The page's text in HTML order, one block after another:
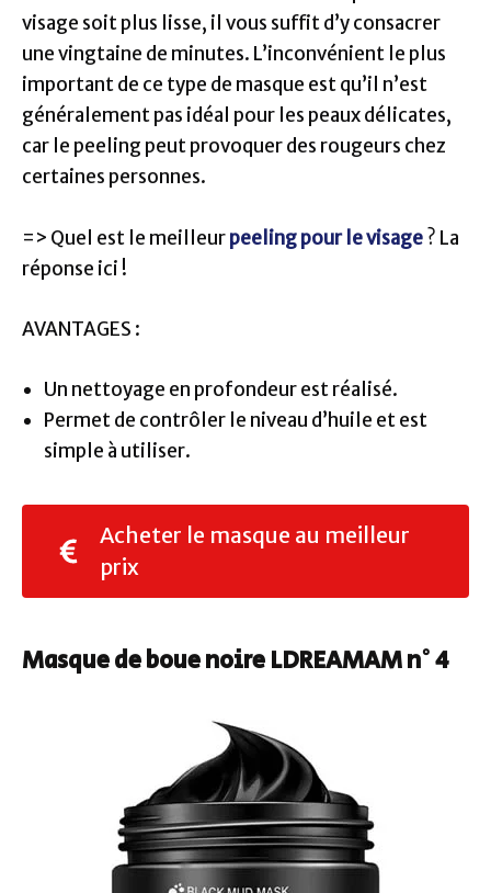
visage soit plus lisse, il vous suffit d’y consacrer
une vingtaine de minutes. L’inconvénient le plus
important de ce type de masque est qu’il n’est
généralement pas idéal pour les peaux délicates,
car le peeling peut provoquer des rougeurs chez
certaines personnes.
=> Quel est le meilleurpeeling pour le visage? La
réponse ici !
AVANTAGES :
Un nettoyage en profondeur est réalisé.
Permet de contrôler le niveau d’huile et est
simple à utiliser.
Acheter le masque au meilleur
prix
Masque de boue noire LDREAMAM n° 4